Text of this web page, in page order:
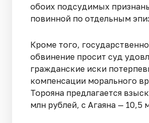
обоих подсудимых
повинной по отдельным
Кроме того,
обвинение просит суд
гражданские иски
компенсации морального
Торояна предлагается
млн рублей, с Агаяна — 10,5